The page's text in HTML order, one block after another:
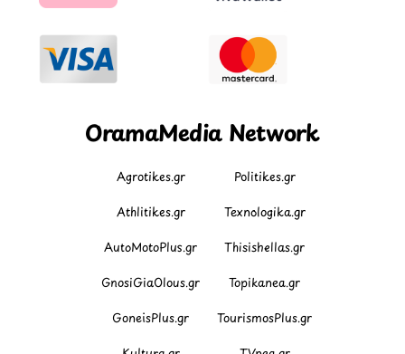
OramaMedia Network
Agrotikes.gr Politikes.gr
Athlitikes.gr Texnologika.gr
AutoMotoPlus.gr Thisishellas.gr
GnosiGiaOlous.gr Topikanea.gr
GoneisPlus.gr TourismosPlus.gr